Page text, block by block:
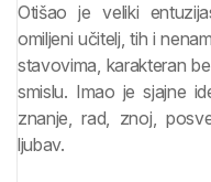
Otišao je veliki
omiljeni učitelj, tih i
stavovima, karakteran
smislu. Imao je sjajne
znanje, rad, znoj,
ljubav.